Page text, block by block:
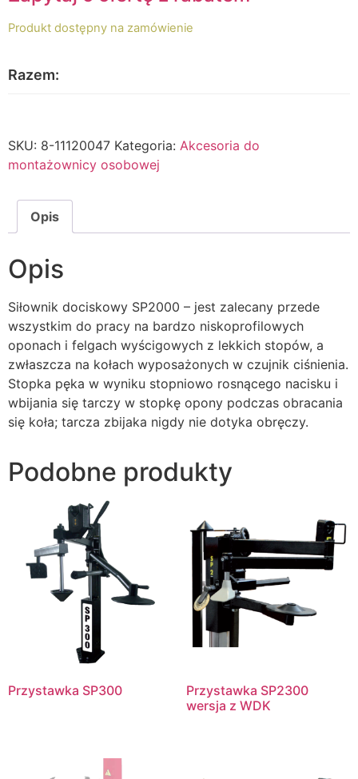
Produkt dostępny na zamówienie
Razem:
SKU: 8-11120047 Kategoria: Akcesoria do
montażownicy osobowej
Opis
Opis
Siłownik dociskowy SP2000 – jest zalecany przede
wszystkim do pracy na bardzo niskoprofilowych
oponach i felgach wyścigowych z lekkich stopów, a
zwłaszcza na kołach wyposażonych w czujnik ciśnienia.
Stopka pęka w wyniku stopniowo rosnącego nacisku i
wbijania się tarczy w stopkę opony podczas obracania
się koła; tarcza zbijaka nigdy nie dotyka obręczy.
Podobne produkty
Przystawka SP300
Przystawka SP2300
wersja z WDK